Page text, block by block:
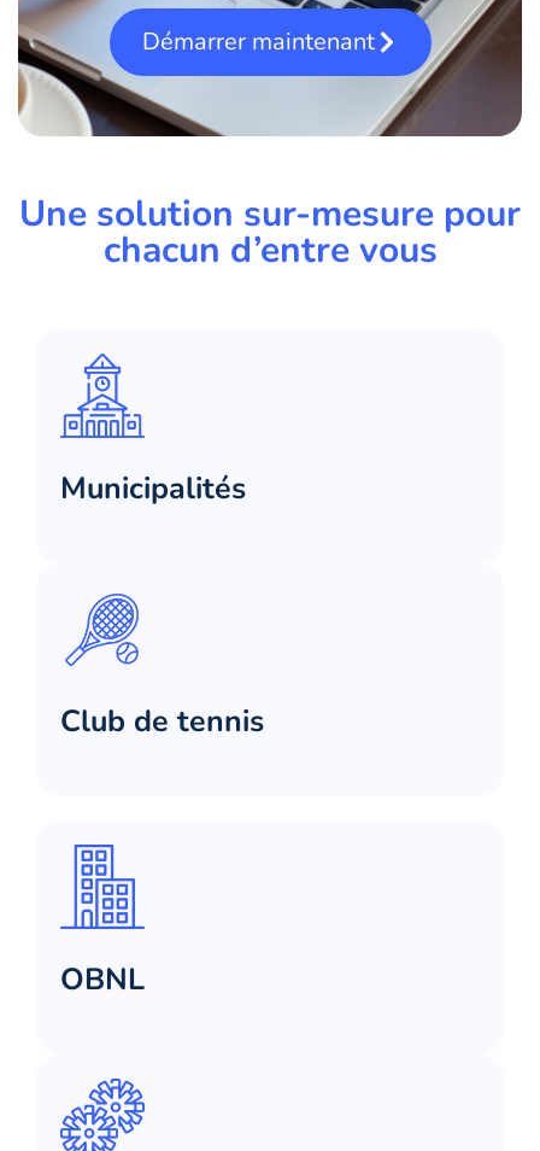
Démarrer maintenant
Une solution sur-mesure pour
chacun d’entre vous
Municipalités
Club de tennis
OBNL